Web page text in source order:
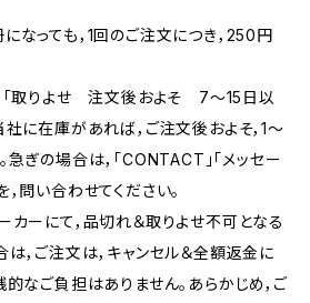
なっても，1回のご注文につき，250円
「取りよせ 注文後およそ 7〜15日以
社に在庫があれば，ご注文後およそ，1〜
ぎの場合は，「CONTACT」「メッセー
問い合わせてください。
カーにて，品切れ＆取りよせ不可となる
は，ご注文は，キャンセル＆全額返金に
的なご負担はありません。あらかじめ，ご